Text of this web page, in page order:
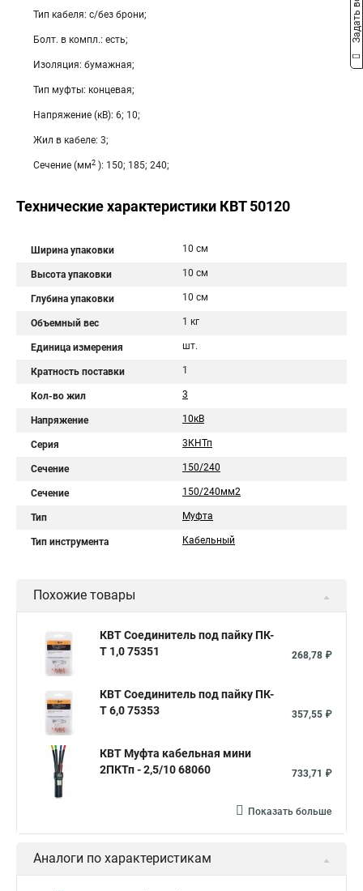
Тип кабеля: с/без брони;
Болт. в компл.: есть;
Изоляция: бумажная;
Тип муфты: концевая;
Напряжение (кВ): 6; 10;
Жил в кабеле: 3;
Сечение (мм2 ): 150; 185; 240;
Технические характеристики КВТ 50120
Ширина упаковки 10 см
Высота упаковки 10 см
Глубина упаковки 10 см
Объемный вес 1 кг
Единица измерения шт.
Кратность поставки 1
Кол-во жил 3
Напряжение 10кВ
Серия 3КНТп
Сечение 150/240
Сечение 150/240мм2
Тип Муфта
Тип инструмента Кабельный
Похожие товары
КВТ Соединитель под пайку ПК-
Т 1,0 75351
268,78 ₽
КВТ Соединитель под пайку ПК-
Т 6,0 75353
357,55 ₽
КВТ Муфта кабельная мини
2ПКТп - 2,5/10 68060
733,71 ₽
Показать больше
Аналоги по характеристикам